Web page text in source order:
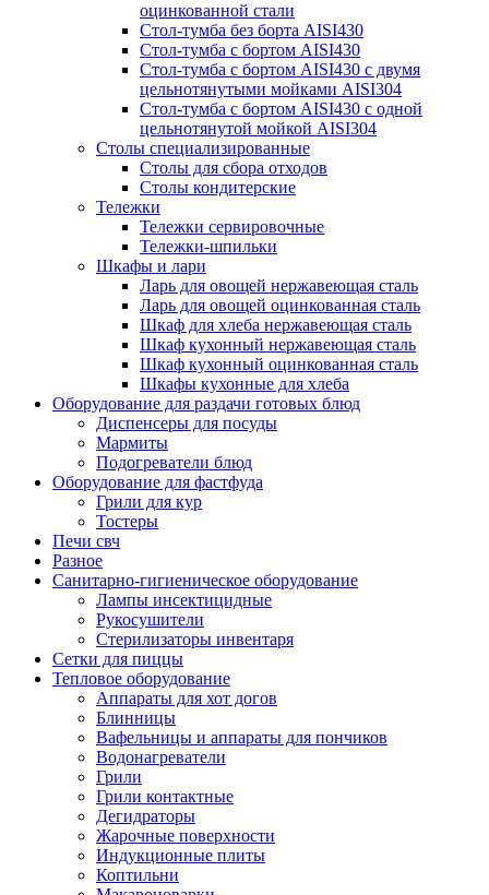
оцинкованной стали
Стол-тумба без борта AISI430
Стол-тумба с бортом AISI430
Стол-тумба с бортом AISI430 с двумя
цельнотянутыми мойками AISI304
Стол-тумба с бортом AISI430 с одной
цельнотянутой мойкой AISI304
Столы специализированные
Столы для сбора отходов
Столы кондитерские
Тележки
Тележки сервировочные
Тележки-шпильки
Шкафы и лари
Ларь для овощей нержавеющая сталь
Ларь для овощей оцинкованная сталь
Шкаф для хлеба нержавеющая сталь
Шкаф кухонный нержавеющая сталь
Шкаф кухонный оцинкованная сталь
Шкафы кухонные для хлеба
Оборудование для раздачи готовых блюд
Диспенсеры для посуды
Мармиты
Подогреватели блюд
Оборудование для фастфуда
Грили для кур
Тостеры
Печи свч
Разное
Санитарно-гигиеническое оборудование
Лампы инсектицидные
Рукосушители
Стерилизаторы инвентаря
Сетки для пиццы
Тепловое оборудование
Аппараты для хот догов
Блинницы
Вафельницы и аппараты для пончиков
Водонагреватели
Грили
Грили контактные
Дегидраторы
Жарочные поверхности
Индукционные плиты
Коптильни